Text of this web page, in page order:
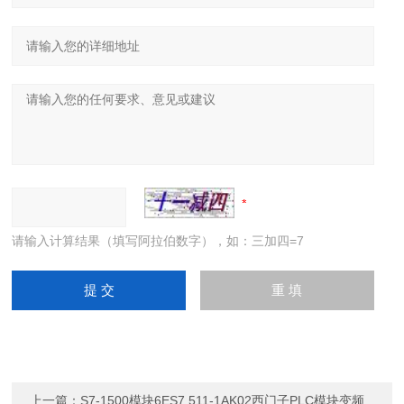
请输入计算结果（填写阿拉伯数字），如：三加四=7
上一篇： S7-1500模块6ES7 511-1AK02西门子PLC模块变频